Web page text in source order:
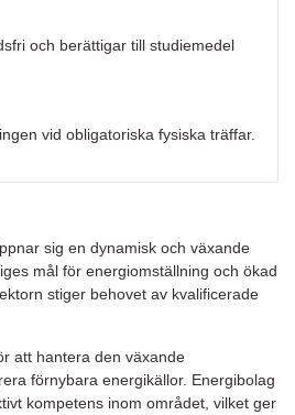
och berättigar till studiemedel
vid obligatoriska fysiska träffar.
sig en dynamisk och växande
mål för energiomställning och ökad
stiger behovet av kvalificerade
att hantera den växande
förnybara energikällor. Energibolag
kompetens inom området, vilket ger